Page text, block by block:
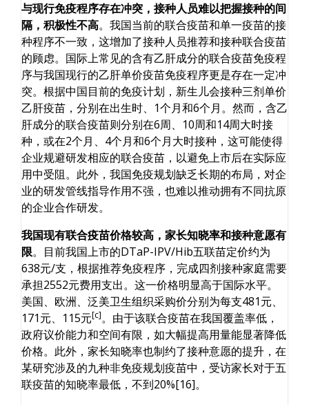
与现行免疫程序存在冲突，接种人员难以把握接种的间
隔，积极性不高。我国当前的联合疫苗和单一疫苗的接
种程序不一致，这增加了接种人员推荐和接种联合疫苗
的顾虑。国际上常见的含有乙肝成分的联合疫苗免疫程
序与我国现行的乙肝单价疫苗免疫程序更是存在一定冲
突。根据中国目前的免疫计划，新生儿会接种三剂单价
乙肝疫苗，分别在出生时、1个月和6个月。然而，含乙
肝成分的联合疫苗则分别在6周、10周和14周大时接
种，或在2个月、4个月和6个月大时接种，这可能使得
企业规避研发相应的联合疫苗，以避免上市后在实际应
用中受阻。此外，我国免疫规划缺乏长期的布局，对企
业的研发管线指导作用不强，也难以推动拥有不同抗原
的企业合作研发。
我国现有联合疫苗价格较高，家长知晓率和接种意愿有
限。目前我国上市的DTaP-IPV/Hib五联苗定价约为
638元/支，根据推荐免疫程序，完成四剂接种家庭需要
承担2552元费用支出。这一价格明显高于国际水平。
美国、欧洲、泛美卫生组织采购价分别为每支481元、
171元、115元[c]。由于该联合疫苗在我国覆盖率低，
政府议价能力和空间有限，如大幅提高用量能显著降低
价格。此外，家长知晓率也制约了接种意愿的提升，在
某研究涉及的九种非免疫规划疫苗中，受访家长对于五
联疫苗的知晓率最低，不到20%[16]。